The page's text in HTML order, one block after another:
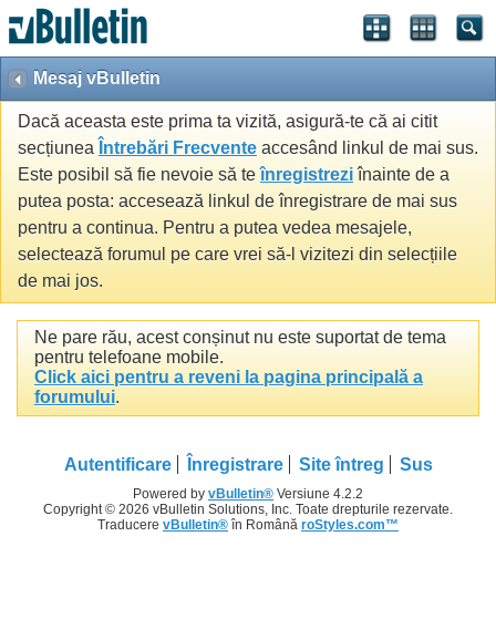
Mesaj vBulletin
Dacă aceasta este prima ta vizită, asigură-te că ai citit
secțiunea Întrebări Frecvente accesând linkul de mai sus.
Este posibil să fie nevoie să teînregistreziînainte de a
putea posta: accesează linkul de înregistrare de mai sus
pentru a continua. Pentru a putea vedea mesajele,
selectează forumul pe care vrei să-l vizitezi din selecțiile
de mai jos.
Ne pare rău, acest conșinut nu este suportat de tema
pentru telefoane mobile.
Click aici pentru a reveni la pagina principală a
forumului.
Autentificare Înregistrare Site întreg Sus
Powered by vBulletin® Versiune 4.2.2
Copyright © 2026 vBulletin Solutions, Inc. Toate drepturile rezervate.
Traducere vBulletin® în Română roStyles.com™